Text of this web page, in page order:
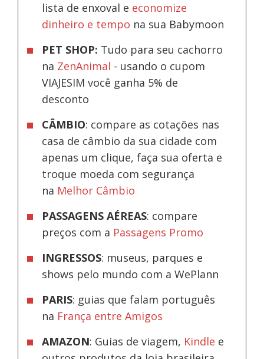
lista de enxoval e economize
dinheiro e tempo na sua Babymoon
PET SHOP: Tudo para seu cachorro
na ZenAnimal - usando o cupom
VIAJESIM você ganha 5% de
desconto
CÂMBIO: compare as cotações nas
casa de câmbio da sua cidade com
apenas um clique, faça sua oferta e
troque moeda com segurança
na Melhor Câmbio
PASSAGENS AÉREAS: compare
preços com a Passagens Promo
INGRESSOS: museus, parques e
shows pelo mundo com a WePlann
PARIS: guias que falam português
na França entre Amigos
AMAZON: Guias de viagem, Kindle e